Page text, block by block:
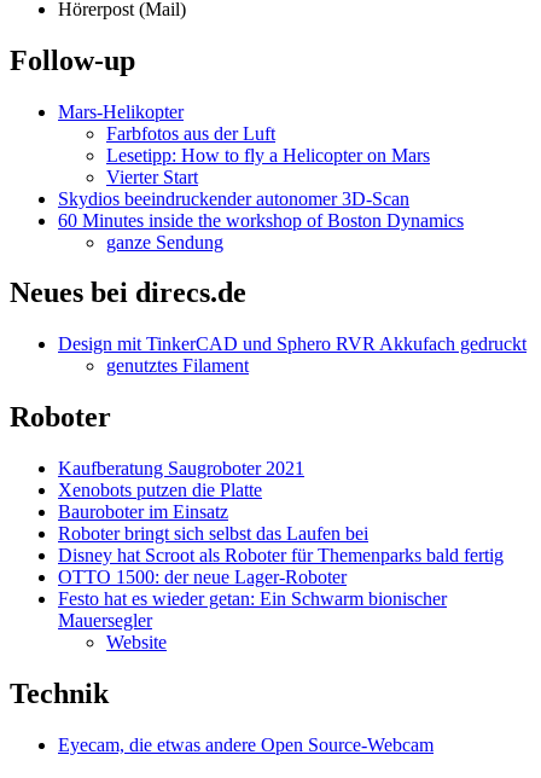
Hörerpost (Mail)
Follow-up
Mars-Helikopter
Farbfotos aus der Luft
Lesetipp: How to fly a Helicopter on Mars
Vierter Start
Skydios beeindruckender autonomer 3D-Scan
60 Minutes inside the workshop of Boston Dynamics
ganze Sendung
Neues bei direcs.de
Design mit TinkerCAD und Sphero RVR Akkufach gedruckt
genutztes Filament
Roboter
Kaufberatung Saugroboter 2021
Xenobots putzen die Platte
Bauroboter im Einsatz
Roboter bringt sich selbst das Laufen bei
Disney hat Scroot als Roboter für Themenparks bald fertig
OTTO 1500: der neue Lager-Roboter
Festo hat es wieder getan: Ein Schwarm bionischer
Mauersegler
Website
Technik
Eyecam, die etwas andere Open Source-Webcam